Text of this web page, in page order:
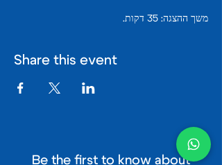
משך ההצגה: 35 דקות.
Share this event
Be the first to know about